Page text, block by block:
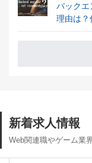
バックエ
理由は？
新着求人情報
Web関連職やゲーム業